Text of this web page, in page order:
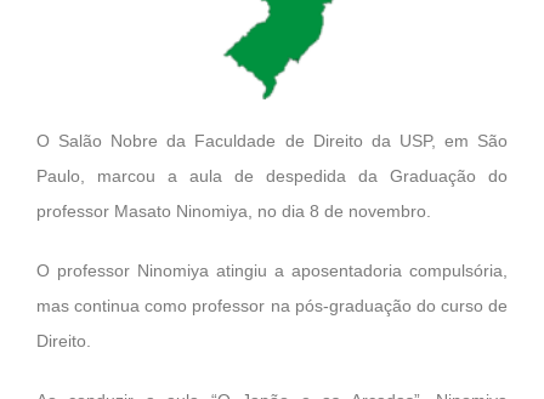
O Salão Nobre da Faculdade de Direito da USP, em São
Paulo, marcou a aula de despedida da Graduação do
professor Masato Ninomiya, no dia 8 de novembro.
O professor Ninomiya atingiu a aposentadoria compulsória,
mas continua como professor na pós-graduação do curso de
Direito.